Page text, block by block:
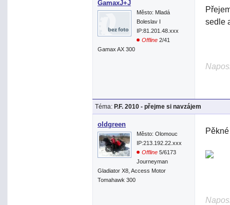
GamaxJ+J
Město: Mladá
Boleslav I
IP:81.201.48.xxx
Offline 2/41
Gamax AX 300
sedle
Téma: P.F. 2010 - přejme si navzájem
oldgreen
Město: Olomouc
IP:213.192.22.xxx
Offline 5/6173
Journeyman
Gladiator X8, Access Motor
Tomahawk 300